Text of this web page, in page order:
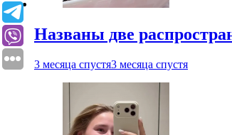
Названы две
3 месяца спустя3 месяца спустя